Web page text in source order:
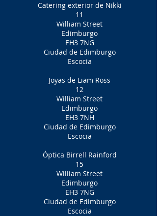
Catering exterior de Nikki
11
William Street
Edimburgo
EH3 7NG
Ciudad de Edimburgo
Escocia
Joyas de Liam Ross
12
William Street
Edimburgo
EH3 7NH
Ciudad de Edimburgo
Escocia
Óptica Birrell Rainford
15
William Street
Edimburgo
EH3 7NG
Ciudad de Edimburgo
Escocia